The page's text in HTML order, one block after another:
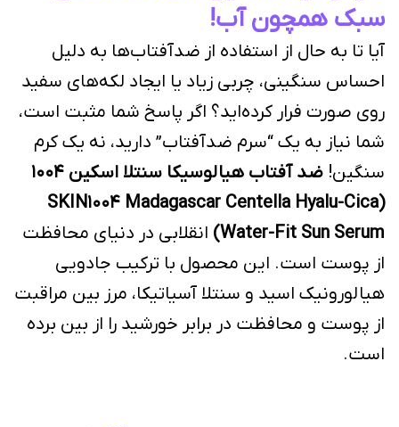
سبک همچون آب!
آیا تا به حال از استفاده از ضدآفتاب‌ها به دلیل
احساس سنگینی، چربی زیاد یا ایجاد لکه‌های سفید
روی صورت فرار کرده‌اید؟ اگر پاسخ شما مثبت است،
شما نیاز به یک “سرم ضدآفتاب” دارید، نه یک کرم
سنگین!
ضد آفتاب هیالوسیکا سنتلا اسکین ۱۰۰۴
(SKIN1004 Madagascar Centella Hyalu-Cica
Water-Fit Sun Serum) انقلابی در دنیای محافظت
از پوست است. این محصول با ترکیب جادویی
هیالورونیک اسید و سنتلا آسیاتیکا، مرز بین مراقبت
از پوست و محافظت در برابر خورشید را از بین برده
است.